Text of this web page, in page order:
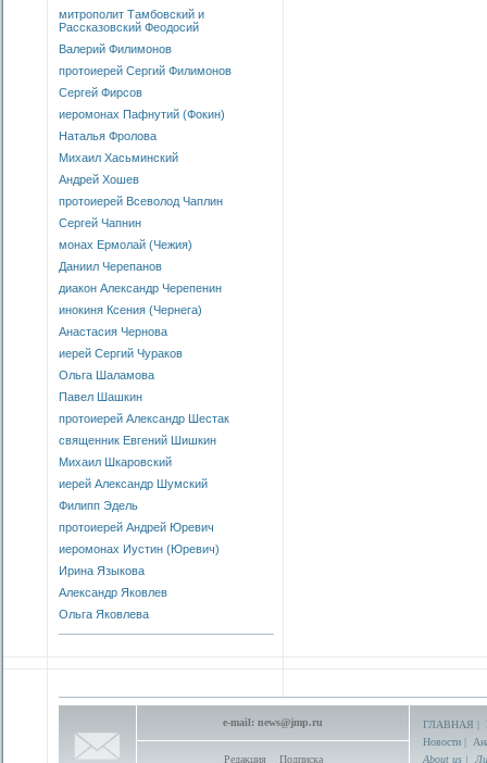
митрополит Тамбовский и
Рассказовский Феодосий
Валерий Филимонов
протоиерей Сергий Филимонов
Сергей Фирсов
иеромонах Пафнутий (Фокин)
Наталья Фролова
Михаил Хасьминский
Андрей Хошев
протоиерей Всеволод Чаплин
Сергей Чапнин
монах Ермолай (Чежия)
Даниил Черепанов
диакон Александр Черепенин
инокиня Ксения (Чернега)
Анастасия Чернова
иерей Сергий Чураков
Ольга Шаламова
Павел Шашкин
протоиерей Александр Шестак
священник Евгений Шишкин
Михаил Шкаровский
иерей Александр Шумский
Филипп Эдель
протоиерей Андрей Юревич
иеромонах Иустин (Юревич)
Ирина Языкова
Александр Яковлев
Ольга Яковлева
e-mail: news@jmp.ru
Редакция Подписка
ГЛАВНАЯ |
Новости |
About us |